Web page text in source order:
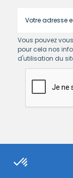
Vous pouvez
pour cela nos
d'utilisation du